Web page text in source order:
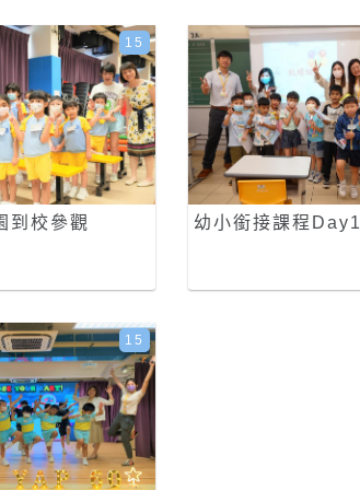
到校參觀
15
幼小銜接課程Day1
15